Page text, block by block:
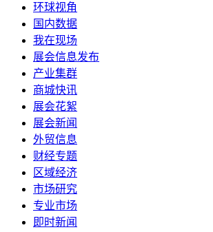
环球视角
国内数据
我在现场
展会信息发布
产业集群
商城快讯
展会花絮
展会新闻
外贸信息
财经专题
区域经济
市场研究
专业市场
即时新闻